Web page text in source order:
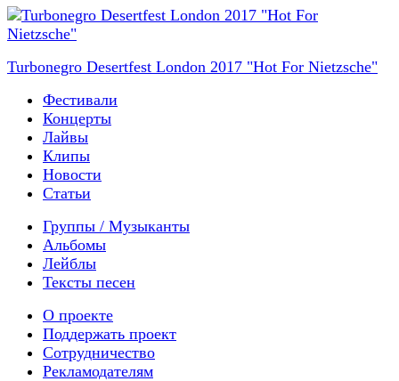
Turbonegro Desertfest London 2017 "Hot For Nietzsche"
Фестивали
Концерты
Лайвы
Клипы
Новости
Статьи
Группы / Музыканты
Альбомы
Лейблы
Тексты песен
О проекте
Поддержать проект
Сотрудничество
Рекламодателям